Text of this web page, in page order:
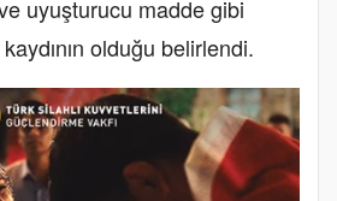
uyuşturucu madde gibi
olduğu belirlendi.